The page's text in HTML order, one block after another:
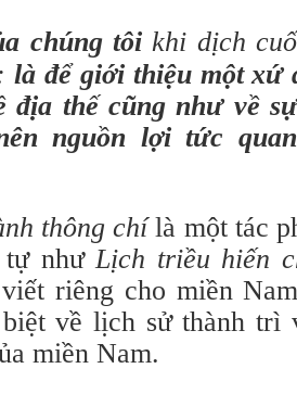
chúng tôi khi dịch
là để giới thiệu một xứ
địa thế cũng như về
nguồn lợi tức
thông chílà một tác
tự nhưLịch triều hiến
riêng cho miền
về lịch sử thành trì
miền Nam.